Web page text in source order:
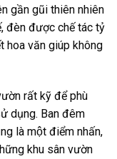
gần gũi thiên nhiên
đèn được chế tác tỷ
hoa văn giúp không
rất kỹ để phù
dụng. Ban đêm
là một điểm nhấn,
khu sân vườn